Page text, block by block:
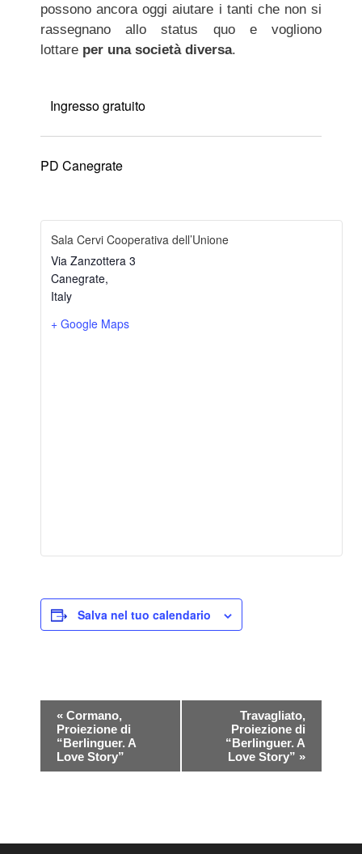
possono ancora oggi aiutare i tanti che non si
rassegnano allo status quo e vogliono
lottare per una società diversa.
Ingresso gratuito
PD Canegrate
Sala Cervi Cooperativa dell’Unione
Via Zanzottera 3
Canegrate,
Italy
+ Google Maps
Salva nel tuo calendario
n
a
« Cormano,
Proiezione di
“Berlinguer. A
Love Story”
Travagliato,
Proiezione di
“Berlinguer. A
Love Story” »